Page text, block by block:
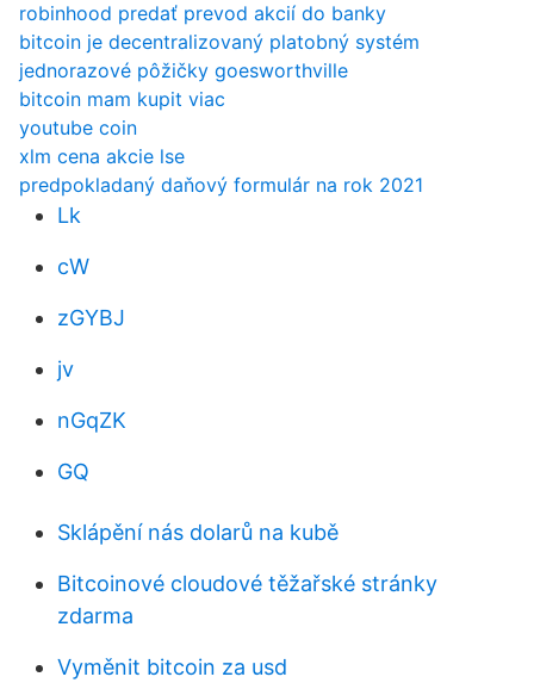
robinhood predať prevod akcií do banky
bitcoin je decentralizovaný platobný systém
jednorazové pôžičky goesworthville
bitcoin mam kupit viac
youtube coin
xlm cena akcie lse
predpokladaný daňový formulár na rok 2021
Lk
cW
zGYBJ
jv
nGqZK
GQ
Sklápění nás dolarů na kubě
Bitcoinové cloudové těžařské stránky
zdarma
Vyměnit bitcoin za usd